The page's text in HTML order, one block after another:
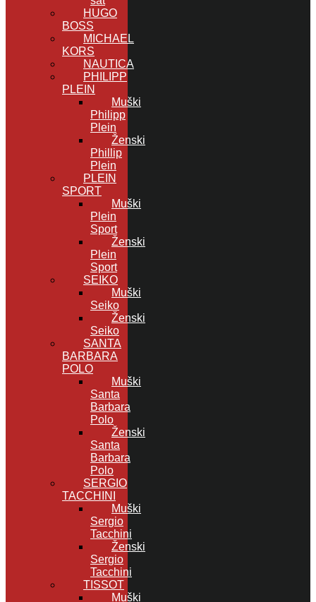
HUGO
BOSS
MICHAEL
KORS
NAUTICA
PHILIPP
PLEIN
Muški
Philipp
Plein
Ženski
Phillip
Plein
PLEIN
SPORT
Muški
Plein
Sport
Ženski
Plein
Sport
SEIKO
Muški
Seiko
Ženski
Seiko
SANTA
BARBARA
POLO
Muški
Santa
Barbara
Polo
Ženski
Santa
Barbara
Polo
SERGIO
TACCHINI
Muški
Sergio
Tacchini
Ženski
Sergio
Tacchini
TISSOT
Muški